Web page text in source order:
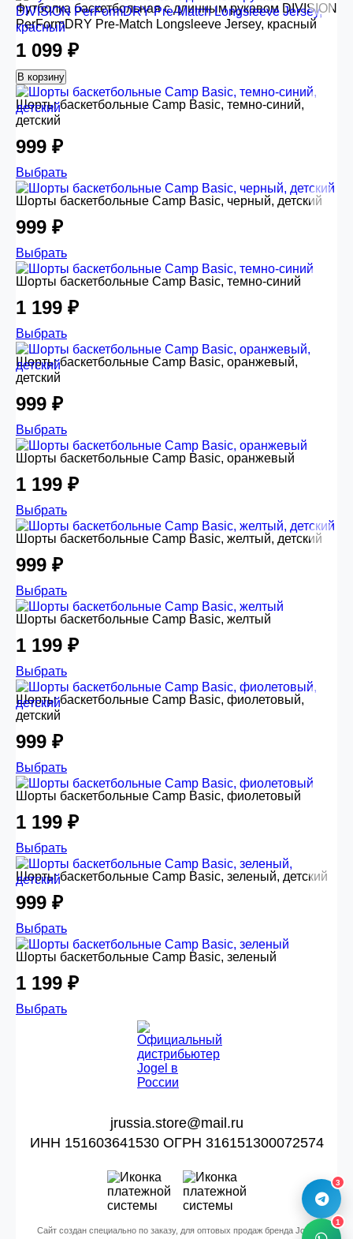
Футболка баскетбольная с длинным рукавом DIVISION
PerFormDRY Pre-Match Longsleeve Jersey, красный
1 099 ₽
В корзину
Шорты баскетбольные Camp Basic, темно-синий,
детский
999 ₽
Выбрать
Шорты баскетбольные Camp Basic, черный, детский
999 ₽
Выбрать
Шорты баскетбольные Camp Basic, темно-синий
1 199 ₽
Выбрать
Шорты баскетбольные Camp Basic, оранжевый,
детский
999 ₽
Выбрать
Шорты баскетбольные Camp Basic, оранжевый
1 199 ₽
Выбрать
Шорты баскетбольные Camp Basic, желтый, детский
999 ₽
Выбрать
Шорты баскетбольные Camp Basic, желтый
1 199 ₽
Выбрать
Шорты баскетбольные Camp Basic, фиолетовый,
детский
999 ₽
Выбрать
Шорты баскетбольные Camp Basic, фиолетовый
1 199 ₽
Выбрать
Шорты баскетбольные Camp Basic, зеленый, детский
999 ₽
Выбрать
Шорты баскетбольные Camp Basic, зеленый
1 199 ₽
Выбрать
jrussia.store@mail.ru
ИНН 151603641530 ОГРН 316151300072574
Сайт создан специально по заказу, для оптовых продаж бренда Jogel
3
1